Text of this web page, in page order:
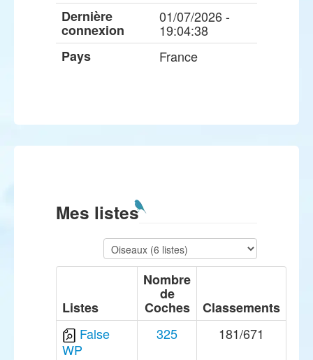
Dernière
connexion
01/07/2026 -
19:04:38
Pays
France
Mes listes
Listes
Nombre
de
Coches
Classements
False
WP
325 181/671